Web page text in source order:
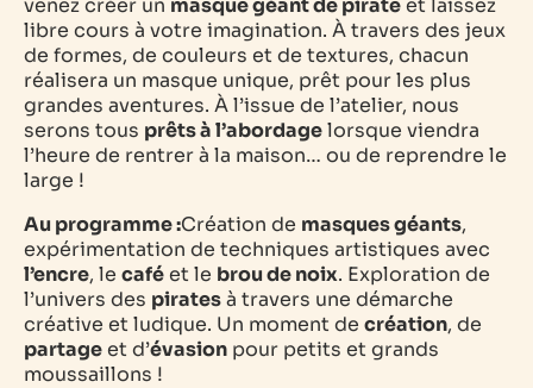
venez créer un masque géant de pirateet laissez
libre cours à votre imagination. À travers des jeux
de formes, de couleurs et de textures, chacun
réalisera un masque unique, prêt pour les plus
grandes aventures. À l’issue de l’atelier, nous
serons tous prêts à l’abordagelorsque viendra
l’heure de rentrer à la maison… ou de reprendre le
large !
Au programme :Création de masques géants,
expérimentation de techniques artistiques avec
l’encre, le caféet le brou de noix. Exploration de
l’univers des piratesà travers une démarche
créative et ludique. Un moment de création, de
partageet d’évasion pour petits et grands
moussaillons !